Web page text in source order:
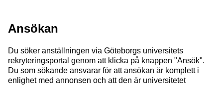
Ansökan
Du söker anställningen via Göteborgs universitets
rekryteringsportal genom att klicka på knappen "Ansök".
Du som sökande ansvarar för att ansökan är komplett i
enlighet med annonsen och att den är universitetet